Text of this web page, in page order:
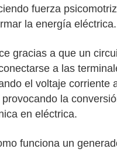
fuerza
la energía eléctrica.
gracias a que un
a las
el voltaje corriente
la
en eléctrica.
funciona un